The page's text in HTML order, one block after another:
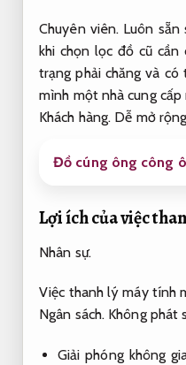
Chuyên viên. Luôn sẵn
khi chọn lọc đồ cũ
trạng phải chăng và có
mình một nhà cung
Khách hàng. Dễ mở
Đồ cúng ông công
Lợi ích của việc
Nhân sự.
Việc thanh lý máy tính
Ngân sách. Không phát
Giải phóng không